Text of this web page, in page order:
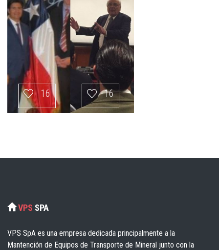
16 16
VPS SPA
VPS SpA es una empresa dedicada principalmente a la
Mantención de Equipos de Transporte de Mineral junto con la